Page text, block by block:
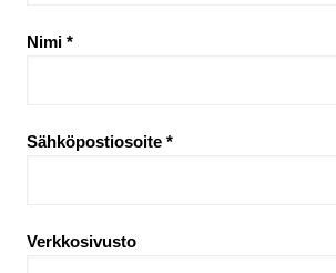
Nimi *
Sähköpostiosoite *
Verkkosivusto